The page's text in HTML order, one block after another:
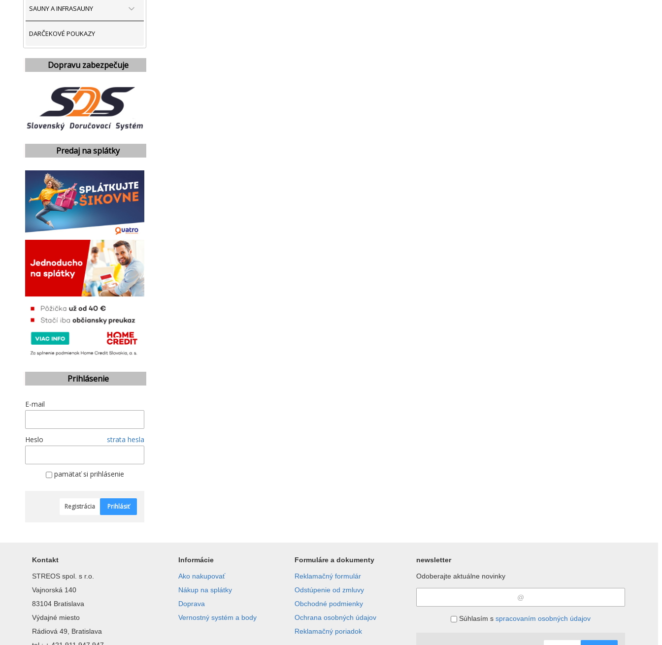
SAUNY A INFRASAUNY
DARČEKOVÉ POUKAZY
Dopravu zabezpečuje
Predaj na splátky
Prihlásenie
E-mail
Heslo strata hesla
pamätať si prihlásenie
Registrácia Prihlásiť
Kontakt
STREOS spol. s r.o.
Vajnorská 140
83104 Bratislava
Výdajné miesto
Rádiová 49, Bratislava
Informácie
Ako nakupovať
Nákup na splátky
Doprava
Vernostný systém a body
Formuláre a dokumenty
Reklamačný formulár
Odstúpenie od zmluvy
Obchodné podmienky
Ochrana osobných údajov
Reklamačný poriadok
newsletter
Odoberajte aktuálne novinky
Súhlasím s spracovaním osobných údajov